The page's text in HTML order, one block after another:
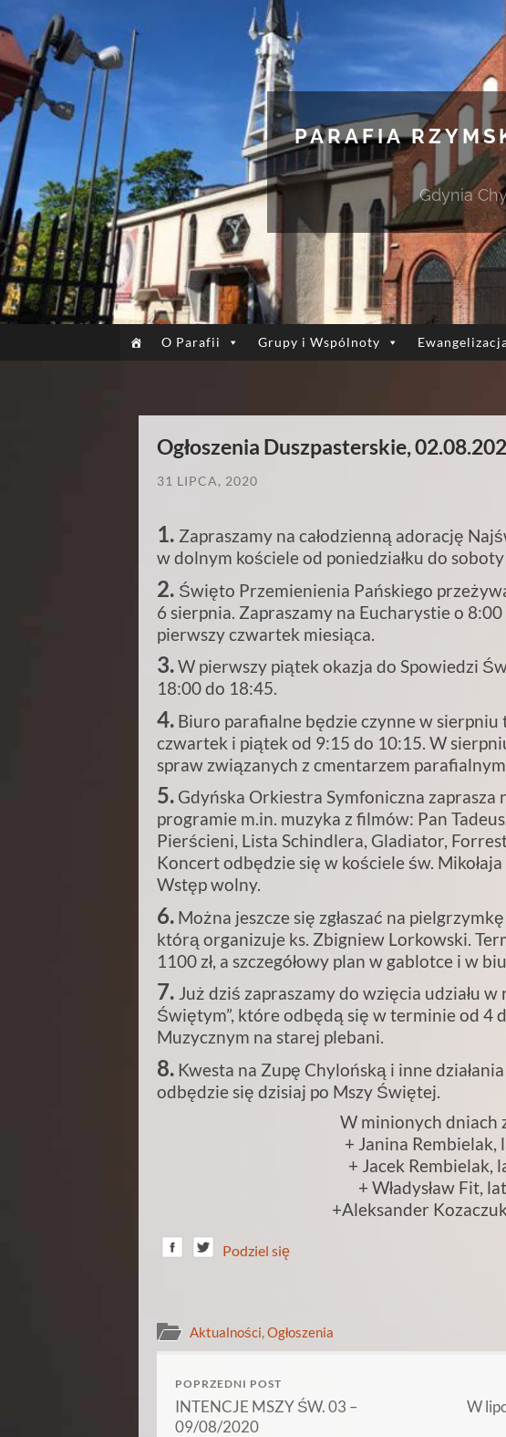
PARAFIA
Gdynia
O Parafii Grupy i Wspólnoty
Ogłoszenia Duszpasterskie,
31 LIPCA, 2020
1. Zapraszamy na całodzienną adorację
w dolnym kościele od poniedziałku do
2. Święto Przemienienia Pańskiego
6 sierpnia. Zapraszamy na Eucharystie o
pierwszy czwartek miesiąca.
3.W pierwszy piątek okazja do Spowiedzi
18:00 do 18:45.
4. Biuro parafialne będzie czynne w sierpniu
czwartek i piątek od 9:15 do 10:15. W
spraw związanych z cmentarzem
5. Gdyńska Orkiestra Symfoniczna
programie m.in. muzyka z filmów: Pan
Pierścieni, Lista Schindlera, Gladiator,
Koncert odbędzie się w kościele św.
Wstęp wolny.
6. Można jeszcze się zgłaszać na
którą organizuje ks. Zbigniew Lorkowski.
1100 zł, a szczegółowy plan w gablotce i w
7. Już dziś zapraszamy do wzięcia udziału
Świętym”, które odbędą się w terminie od 4
Muzycznym na starej plebani.
8. Kwesta na Zupę Chylońską i inne
odbędzie się dzisiaj po Mszy Świętej.
W minionych dniach
+ Janina Rembielak,
+ Jacek Rembielak,
+ Władysław Fit,
+Aleksander
Podziel się
Aktualności,Ogłoszenia
POPRZEDNI POST
INTENCJE MSZY ŚW. 03 –
09/08/2020
W